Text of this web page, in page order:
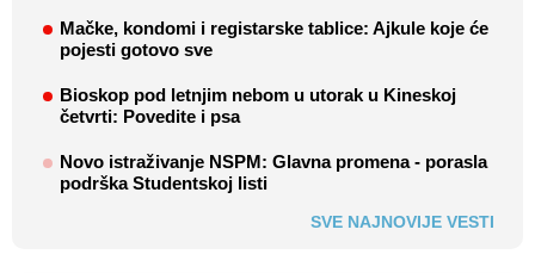
Mačke, kondomi i registarske tablice: Ajkule koje će
pojesti gotovo sve
Bioskop pod letnjim nebom u utorak u Kineskoj
četvrti: Povedite i psa
Novo istraživanje NSPM: Glavna promena - porasla
podrška Studentskoj listi
SVE NAJNOVIJE VESTI